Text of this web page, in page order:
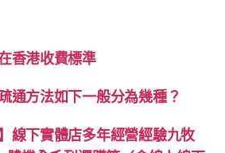
香港收費標準
通方法如下一般分為幾種？
線下實體店多年經營經驗九牧